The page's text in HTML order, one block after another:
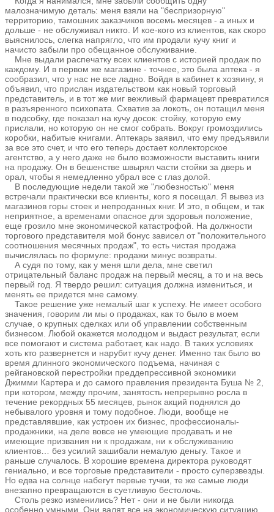
малозначимую деталь: меня взяли на "беспризорную"
территорию, тамошних заказчиков восемь месяцев - а иных и
дольше - не обслуживал никто. И кое-кого из клиентов, как скоро
выяснилось, слегка напрягло, что им продали кучу книг и
начисто забыли про обещанное обслуживание.
Мне выдали распечатку всех клиентов с историей продаж по
каждому. И в первом же магазине - точнее, это была аптека - я
сообразил, что у нас не все ладно. Войдя в кабинет к хозяину, я
объявил, что прислан издательством как новый торговый
представитель, и в тот же миг вежливый фармацевт превратился
в разъяренного психопата. Схватив за локоть, он потащил меня
в подсобку, где показал на кучу досок: стойку, которую ему
прислали, но которую он не смог собрать. Вокруг громоздились
коробки, набитые книгами. Аптекарь заявил, что ему предъявили
за все это счет, и что его теперь достает коллекторское
агентство, а у него даже не было возможности выставить книги
на продажу. Он в бешенстве швырял части стойки за дверь и
орал, чтобы я немедленно убрал все с глаз долой.
В последующие недели такой же "любезностью" меня
встречали практически все клиенты, кого я посещал. Я вывез из
магазинов горы стоек и непроданных книг. И это, в общем, и так
неприятное, а временами опасное для здоровья положение,
еще грозило мне экономической катастрофой. На должности
торгового представителя мой бонус зависел от "положительного
соотношения месячных продаж", то есть чистая продажа
вычислялась по формуле: продажи минус возвраты.
А судя по тому, как у меня шли дела, мне светил
отрицательный баланс продаж на первый месяц, а то и на весь
первый год. Я твердо решил: ситуация должна измениться, и
менять ее придется мне самому.
Такое решение уже немалый шаг к успеху. Не имеет особого
значения, говорим ли мы о продажах, как то было в моем
случае, о крупных сделках или об управлении собственным
бизнесом. Любой окажется молодцом и выдаст результат, если
все помогают и система работает, как надо. В таких условиях
хоть кто развернется и нарубит кучу денег. Именно так было во
время длинного экономического подъема, начиная с
рейгановской перестройки преддепрессивной экономики
Джимми Картера и до самого правления президента Буша № 2,
при котором, между прочим, занятость непрерывно росла в
течение рекордных 55 месяцев, рынок акций поднялся до
небывалого уровня и тому подобное. Люди, вообще не
представлявшие, как устроен их бизнес, профессионалы-
продажники, на деле вовсе не умеющие продавать и не
имеющие призвания ни к продажам, ни к обслуживанию
клиентов… без усилий зашибали немалую деньгу. Такое и
раньше случалось. В хорошие времена директора руководят
гениально, и все торговые представители - просто суперзвезды.
Но едва на солнце набегут первые тучки, те же самые люди
внезапно превращаются в суетливую бестолочь.
Столь резко изменились? Нет - они и не были никогда
особенно умными. Они валят все на экономическую ситуацию,